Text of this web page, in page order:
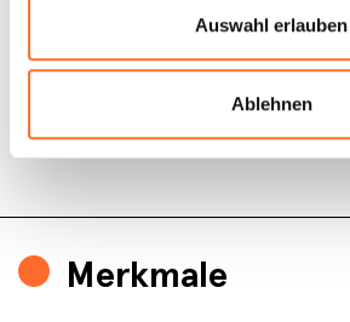
Auswahl erlauben
Ablehnen
Merkmale